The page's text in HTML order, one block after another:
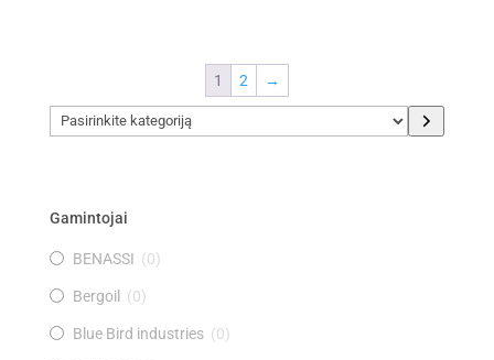
1 2 →
Pasirinkite
kategoriją
Gamintojai
BENASSI (0)
Bergoil (0)
Blue Bird industries (0)